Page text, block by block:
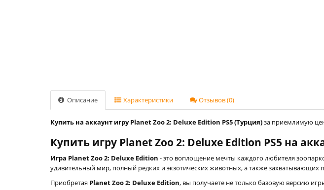
Описание Характеристики Отзывов (0)
Купить на аккаунт игру Planet Zoo 2: Deluxe Edition PS5 (Турция)за приемлимую
Купить игру Planet Zoo 2: Deluxe Edition PS5 на
Игра Planet Zoo 2: Deluxe Edition - это воплощение мечты каждого любителя
удивительный мир, полный редких и экзотических животных, а также захватывающих
Приобретая Planet Zoo 2: Deluxe Edition, вы получаете не только базовую версию